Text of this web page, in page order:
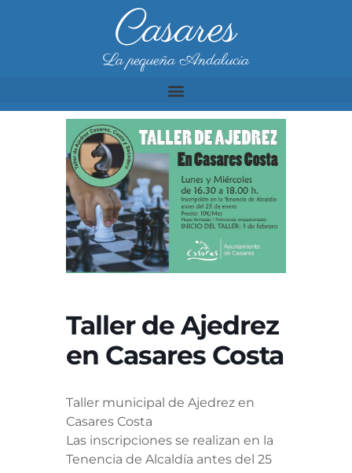
Casares
La pequeña Andalucía
Taller de Ajedrez
en Casares Costa
Taller municipal de Ajedrez en
Casares Costa
Las inscripciones se realizan en la
Tenencia de Alcaldía antes del 25